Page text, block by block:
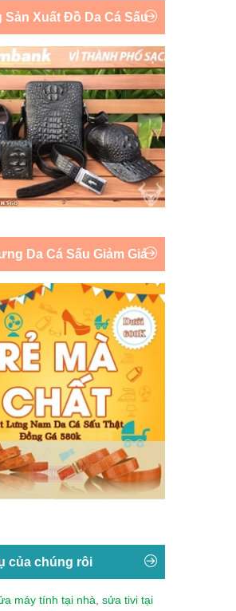
Xuất Đồ Da Cá Sấu
Da Cá Sấu Giảm Giá
của chúng rôi
máy tính tại nhà sửa tivi tại